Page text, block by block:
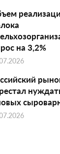
на 3,2%